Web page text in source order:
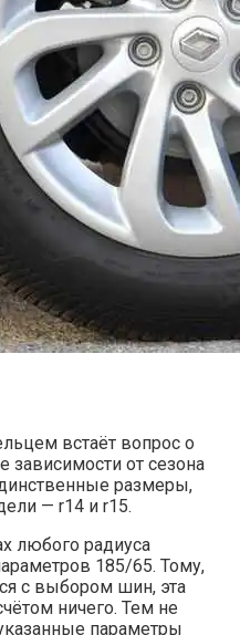
встаёт вопрос о
от сезона
размеры,
— r14 и r15.
любого радиуса
185/65. Тому,
с выбором шин, эта
ничего. Тем не
параметры